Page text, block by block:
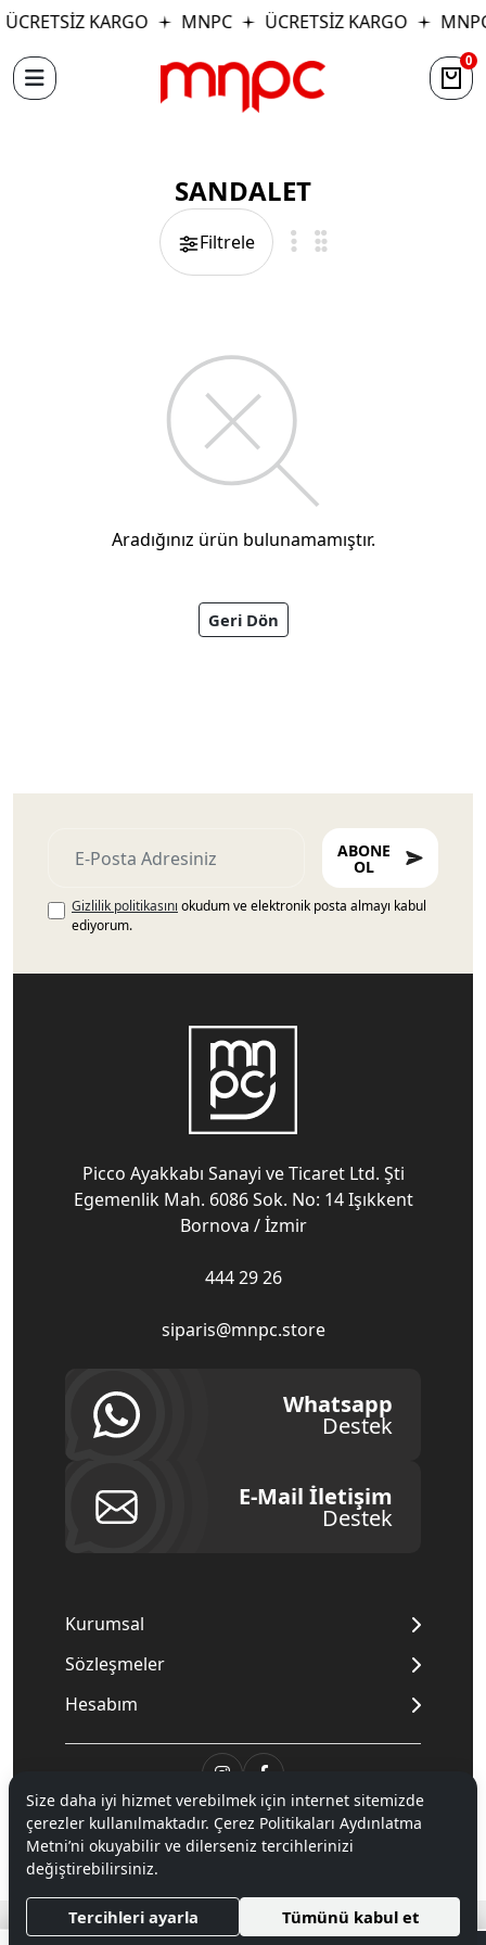
ÜCRETSİZ KARGO MNPC ÜCRETSİZ KARGO
0
SANDALET
Filtrele
Aradığınız ürün bulunamamıştır.
Geri Dön
ABONE
OL
Gizlilik politikasını okudum ve elektronik posta almayı kabul
ediyorum.
Picco Ayakkabı Sanayi ve Ticaret Ltd. Şti
Egemenlik Mah. 6086 Sok. No: 14 Işıkkent
Bornova / İzmir
444 29 26
siparis@mnpc.store
Whatsapp
Destek
E-Mail İletişim
Destek
Kurumsal
Sözleşmeler
Hesabım
© 2020Mnpc. Tüm hakları saklıdır.
Hipotenüs Yeni Nesil E-Ticaret Sistemleri ile Hazırlanmıştır.
Size daha iyi hizmet verebilmek için internet sitemizde
çerezler kullanılmaktadır. Çerez Politikaları Aydınlatma
Metni’ni okuyabilir ve dilerseniz tercihlerinizi
değiştirebilirsiniz.
Tercihleri ayarla Tümünü kabul et